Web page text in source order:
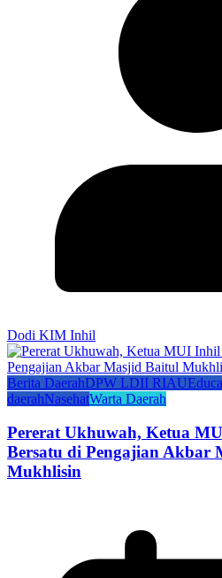
Dodi KIM Inhil
Berita DaerahDPW LDII RIAU
daerahNasehatWarta Daerah
Pererat Ukhuwah, Ketua
Bersatu di Pengajian Akbar
Mukhlisin